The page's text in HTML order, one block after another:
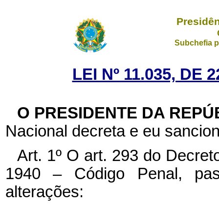
Subchefia
LEI Nº 11.035, DE
O PRESIDENTE DA
Nacional decreta e eu
Art. 1º O art. 293 do
1940 – Código Penal,
alterações: